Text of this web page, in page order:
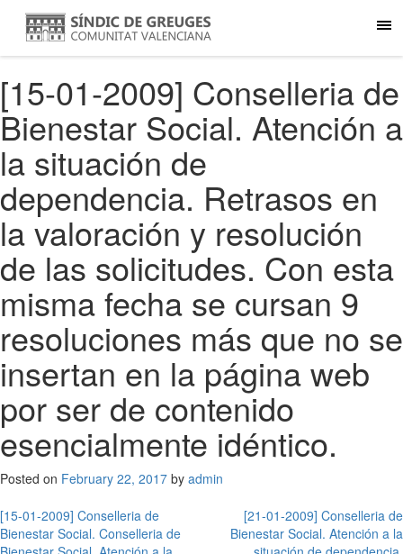
[15-01-2009] Conselleria de
Bienestar Social. Atención a
la situación de
dependencia. Retrasos en
la valoración y resolución
de las solicitudes. Con esta
misma fecha se cursan 9
resoluciones más que no se
insertan en la página web
por ser de contenido
esencialmente idéntico.
Posted on February 22, 2017 by admin
Post
[15-01-2009] Conselleria de
Bienestar Social. Conselleria de
[21-01-2009] Conselleria de
Bienestar Social. Atención a la